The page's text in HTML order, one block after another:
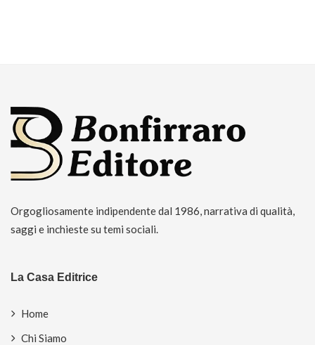
Orgogliosamente indipendente dal 1986, narrativa di qualità,
saggi e inchieste su temi sociali.
La Casa Editrice
Home
Chi Siamo